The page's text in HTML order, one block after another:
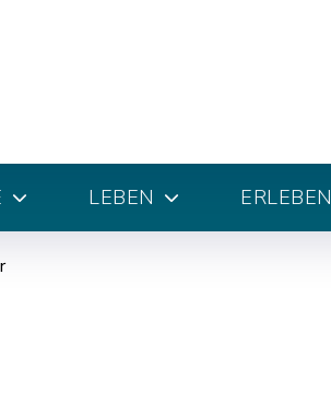
LEBEN ERLEBEN